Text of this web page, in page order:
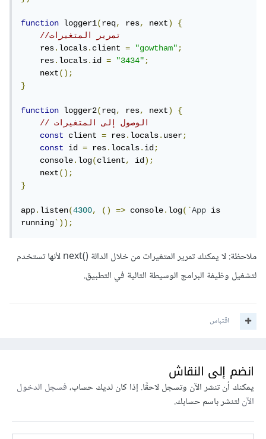
function logger1(req, res, next)
{
//تمرير المتغيرات
    res
.locals.client = "gowtham";
    res
.locals.id = "3434";
    next
();
}
function logger2(req, res, next)
{
// الوصول إلى المتغيرات
const
client = res.locals.user;
const
id = res.locals.id;
    console
.log(client, id);
    next
();
}
app.listen(4300, () => console.log(`App is
running`));
ملاحظة: لا يمكنك تمرير المتغيرات من خلال الدالة ()next لأنها تستخدم
لتشغيل وظيفة البرامج الوسيطة التالية في التطبيق.
اقتباس
انضم إلى النقاش
يمكنك أن تنشر الآن وتسجل لاحقًا. إذا كان لديك حساب،فسجل الدخول
الآنلتنشر باسم حسابك.